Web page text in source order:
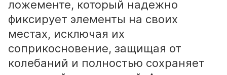
ложементе, который надежно
фиксирует элементы на своих
местах, исключая их
соприкосновение, защищая от
колебаний и полностью сохраняет